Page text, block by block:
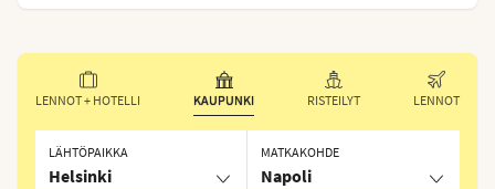
LENNOT + HOTELLI KAUPUNKI RISTEILYT LENNOT
LÄHTÖPAIKKA
Helsinki
MATKAKOHDE
Napoli